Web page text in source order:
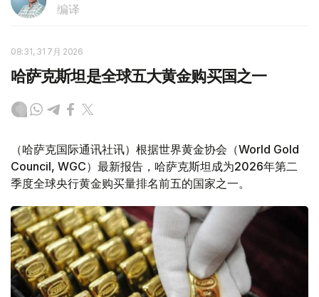
编译
08:31, 31 7月 2026
哈萨克斯坦是全球五大黄金购买国之一
（哈萨克国际通讯社讯）根据世界黄金协会（World Gold
Council, WGC）最新报告，哈萨克斯坦成为2026年第二
季度全球央行黄金购买量排名前五的国家之一。